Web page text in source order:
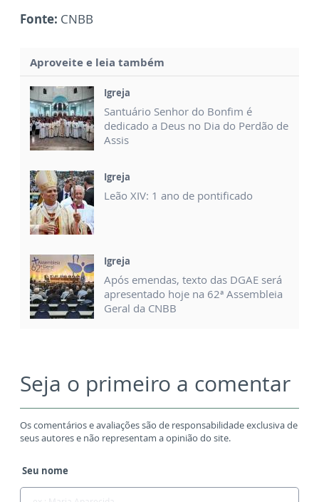
Fonte: CNBB
Aproveite e leia também
Igreja
Santuário Senhor do Bonfim é
dedicado a Deus no Dia do Perdão de
Assis
Igreja
Leão XIV: 1 ano de pontificado
Igreja
Após emendas, texto das DGAE será
apresentado hoje na 62ª Assembleia
Geral da CNBB
Seja o primeiro a comentar
Os comentários e avaliações são de responsabilidade exclusiva de
seus autores e não representam a opinião do site.
Seu nome